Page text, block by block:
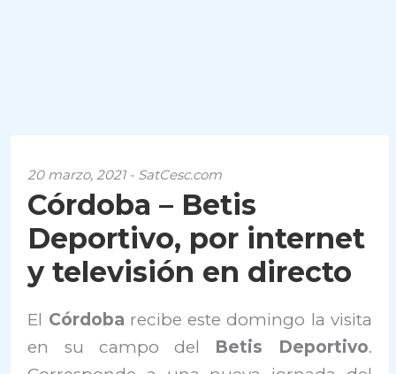
20 marzo, 2021 - SatCesc.com
Córdoba – Betis
Deportivo, por internet
y televisión en directo
El Córdoba recibe este domingo la visita
en su campo del Betis Deportivo.